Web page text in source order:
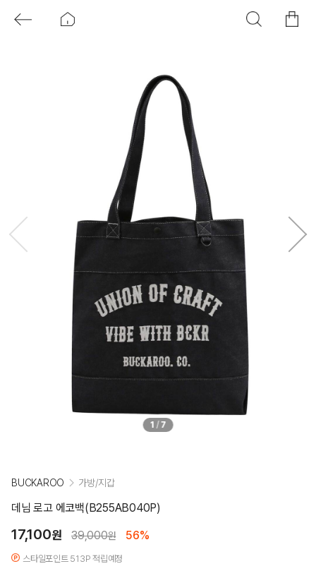
1 /7
BUCKAROO 가방/지갑
데님 로고 에코백(B255AB040P)
17,100원 39,000원 56%
스타일포인트 513P 적립예정